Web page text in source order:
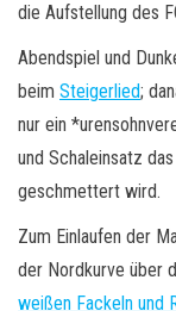
die Aufstellung des
Abendspiel und
beim Steigerlied;
nur ein
und Schaleinsatz
geschmettert wird.
Zum Einlaufen der
der Nordkurve über
weißen Fackeln und